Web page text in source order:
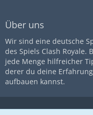
Über uns
Wir sind eine deutsche
des Spiels Clash Royale.
jede Menge hilfreicher
derer du deine
aufbauen kannst.
Diese Seite ist nicht mit dem